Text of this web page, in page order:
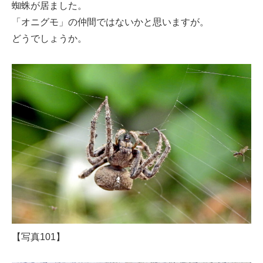
蜘蛛が居ました。
「オニグモ」の仲間ではないかと思いますが。
どうでしょうか。
【写真101】